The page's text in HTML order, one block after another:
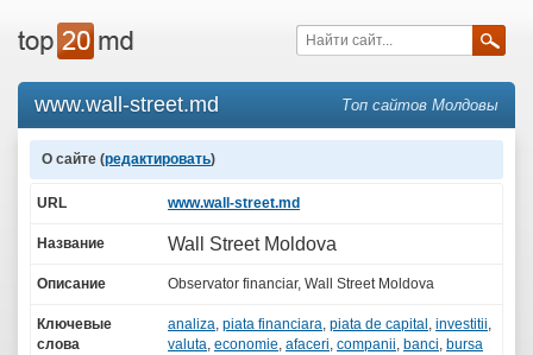
www.wall-street.md Топ сайтов Молдовы
О сайте (редактировать)
URL www.wall-street.md
Название Wall Street Moldova
Описание Observator financiar, Wall Street Moldova
Ключевые
слова
analiza, piata financiara, piata de capital , investitii,
valuta, economie, afaceri, companii, banci, bursa